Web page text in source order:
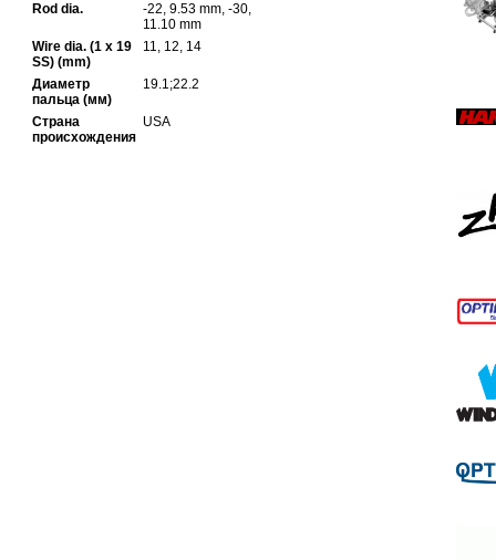
Rod dia.
-22, 9.53 mm, -30,
11.10 mm
Wire dia. (1 x 19
SS) (mm)
11, 12, 14
Диаметр
пальца (мм)
19.1;22.2
Страна
происхождения
USA